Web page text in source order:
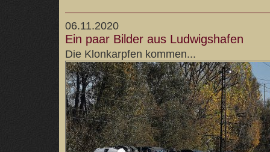
06.11.2020
Ein paar Bilder aus Ludwigshafen
Die Klonkarpfen kommen...